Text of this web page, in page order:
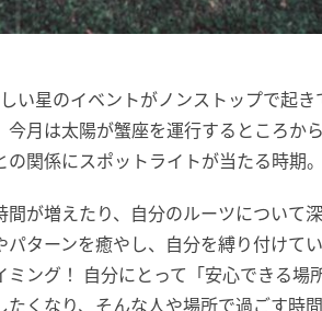
い星のイベントがノンストップで起き
月は太陽が蟹座を運行するところか
関係にスポットライトが当たる時期。
が増えたり、自分のルーツについて
ターンを癒やし、自分を縛り付けて
ング！ 自分にとって「安心できる場
くなり、そんな人や場所で過ごす時